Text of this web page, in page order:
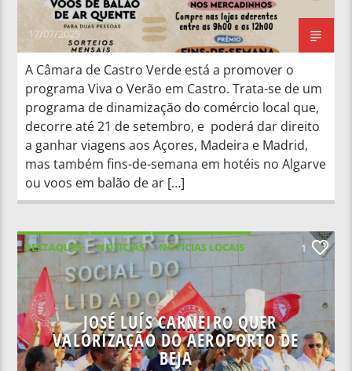
17/07/2025
A Câmara de Castro Verde está a promover o
programa Viva o Verão em Castro. Trata-se de um
programa de dinamização do comércio local que,
decorre até 21 de setembro, e poderá dar direito
a ganhar viagens aos Açores, Madeira e Madrid,
mas também fins-de-semana em hotéis no Algarve
ou voos em balão de ar […]
DESTAQUES NOTICIAS
NOTÍCIAS LOCAIS
NOTÍCIAS NACIONAIS
1
JOSÉ LUÍS CARNEIRO QUER
VALORIZAÇÃO DO AEROPORTO DE
BEJA